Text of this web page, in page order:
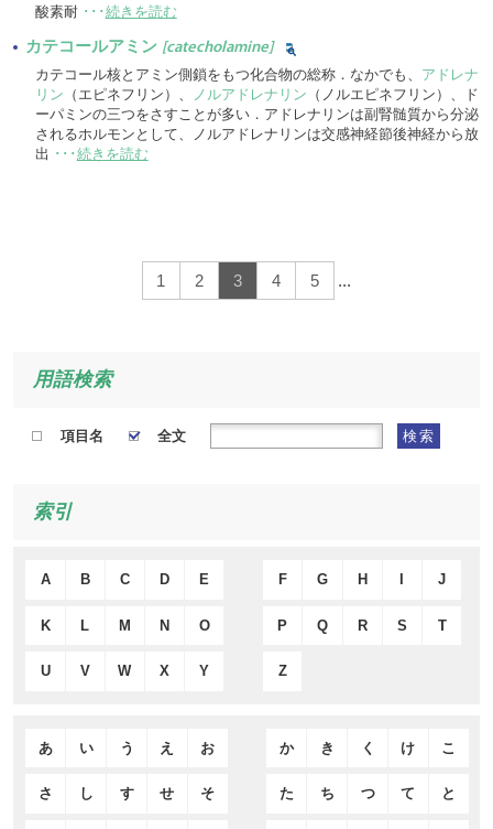
酸素耐 ･･･ 続きを読む
カテコールアミン [catecholamine]
カテコール核とアミン側鎖をもつ化合物の総称．なかでも、 アドレナ
リン （エピネフリン）、 ノルアドレナリン （ノルエピネフリン）、ド
ーパミンの三つをさすことが多い．アドレナリンは副腎髄質から分泌
されるホルモンとして、ノルアドレナリンは交感神経節後神経から放
出 ･･･ 続きを読む
1 2 3 4 5 ...
用語検索
項目名 全文 検索
索引
A B C D E F G H J
K L M N O P Q R S T
U V W X Y Z
あ い う え お か き く け こ
さ し す せ そ た ち つ て と